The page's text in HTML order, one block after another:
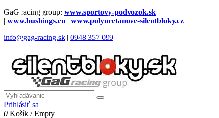
GaG racing group: www.sportovy-podvozok.sk
| www.bushings.eu | www.polyuretanove-silentbloky.cz
info@gag-racing.sk | 0948 357 099
Prihlásiť sa
0 Košík /Empty